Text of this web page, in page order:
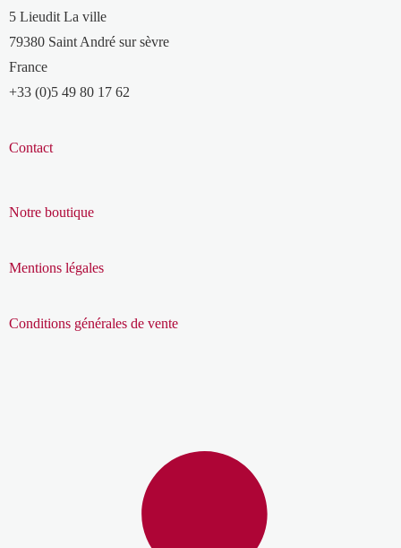
5 Lieudit La ville
79380 Saint André sur sèvre
France
+33 (0)5 49 80 17 62
Contact
Notre boutique
Mentions légales
Conditions générales de vente